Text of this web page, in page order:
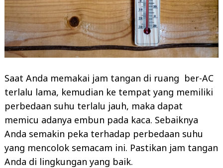
Saat Anda memakai jam tangan di ruang ber-AC
terlalu lama, kemudian ke tempat yang memiliki
perbedaan suhu terlalu jauh, maka dapat
memicu adanya embun pada kaca. Sebaiknya
Anda semakin peka terhadap perbedaan suhu
yang mencolok semacam ini. Pastikan jam tangan
Anda di lingkungan yang baik.